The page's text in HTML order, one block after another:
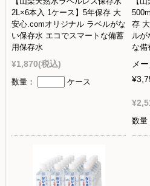
2L×6本入 1ケース】5年保存 大
安心.comオリジナル ラベルがな
い保存水 エコでスマートな備蓄
用保存水
¥1,870(税込)
数量： ケース
存
ルが
な備
メ
数量